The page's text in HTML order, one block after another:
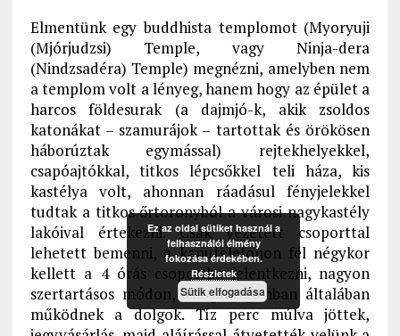
Elmentünk egy buddhista templomot (Myoryuji
(Mjórjudzsi) Temple, vagy Ninja-dera
(Nindzsadéra) Temple) megnézni, amelyben nem
a templom volt a lényeg, hanem hogy az épület a
harcos földesurak (a dajmjó-k, akik zsoldos
katonákat – szamurájok – tartottak és örökösen
háborúztak egymással) rejtekhelyekkel,
csapóajtókkal, titkos lépcsőkkel teli háza, kis
kastélya volt, ahonnan ráadásul fényjelekkel
tudtak a titkos őrtoronyból a városi nagykastély
lakóival értekezni. Csak vezetett csoporttal
lehetett bemenni, a kaputelefonon fél négykor
kellett a 4 órás csoportba jelentkezni, nagyon
szertartásos módon, ahogy Japánban általában
működnek a dolgok. Tíz perc múlva jöttek,
Ez az oldal sütiket használ a
felhasználói élmény
fokozása érdekében.
Részletek
Sütik elfogadása